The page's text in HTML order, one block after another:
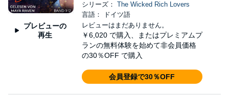
プレビューの
再生
シリーズ： The Wicked Rich Lovers
言語： ドイツ語
レビューはまだありません。
￥6,020 で購入、またはプレミアムプ
ランの無料体験を始めて非会員価格
の30％OFF で購入
会員登録で30％OFF